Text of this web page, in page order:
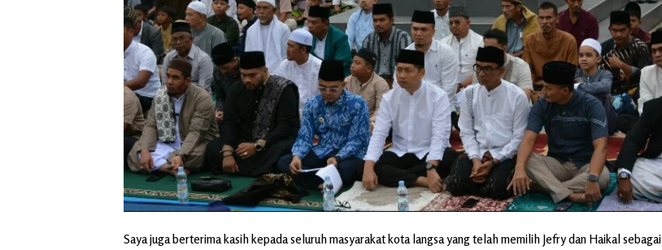
Saya juga berterima kasih kepada seluruh masyarakat kota langsa yang telah memilih Jefry dan Haikal sebagai